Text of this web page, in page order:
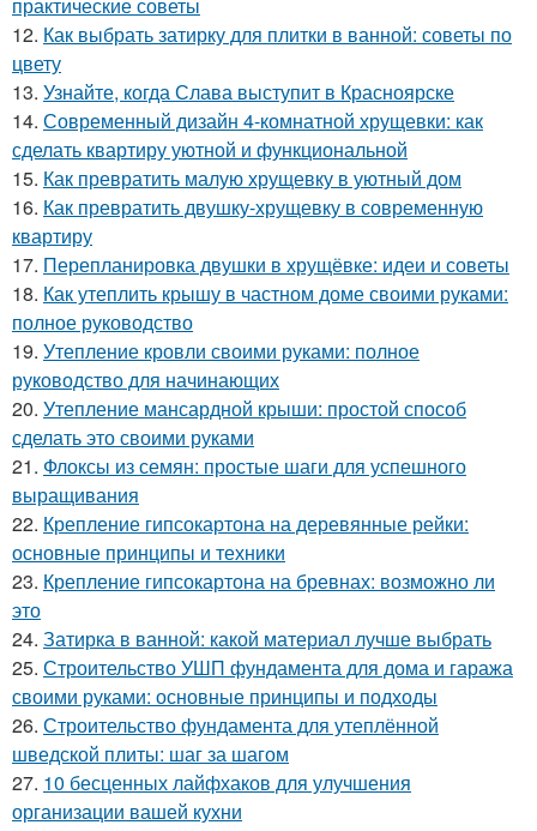
12. Как выбрать затирку для плитки в ванной: советы по
цвету
13. Узнайте, когда Слава выступит в Красноярске
14. Современный дизайн 4-комнатной хрущевки: как
сделать квартиру уютной и функциональной
15. Как превратить малую хрущевку в уютный дом
16. Как превратить двушку-хрущевку в современную
квартиру
17. Перепланировка двушки в хрущёвке: идеи и советы
18. Как утеплить крышу в частном доме своими руками:
полное руководство
19. Утепление кровли своими руками: полное
руководство для начинающих
20. Утепление мансардной крыши: простой способ
сделать это своими руками
21. Флоксы из семян: простые шаги для успешного
выращивания
22. Крепление гипсокартона на деревянные рейки:
основные принципы и техники
23. Крепление гипсокартона на бревнах: возможно ли
это
24. Затирка в ванной: какой материал лучше выбрать
25. Строительство УШП фундамента для дома и гаража
своими руками: основные принципы и подходы
26. Строительство фундамента для утеплённой
шведской плиты: шаг за шагом
27. 10 бесценных лайфхаков для улучшения
организации вашей кухни